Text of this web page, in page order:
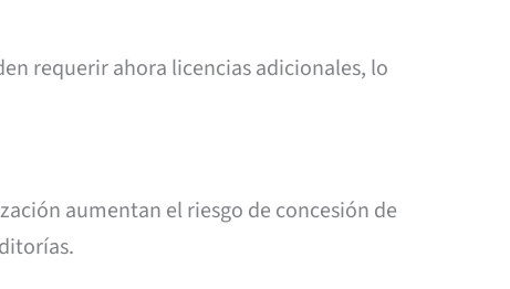
requerir ahora licencias adicionales, lo
aumentan el riesgo de concesión de